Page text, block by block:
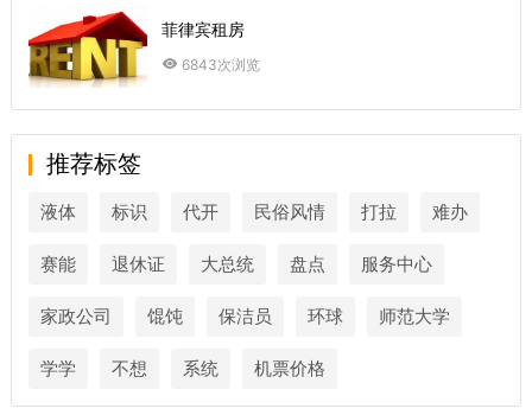
菲律宾租房
6843次浏览
推荐标签
液体 标识 代开 民俗风情 打拉 难办
赛能 退休证 大总统 盘点 服务中心
家政公司 馄饨 保洁员 环球 师范大学
学学 不想 系统 机票价格